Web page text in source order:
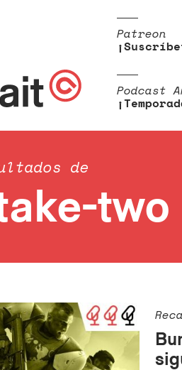
Patreon
Podcast
de
two